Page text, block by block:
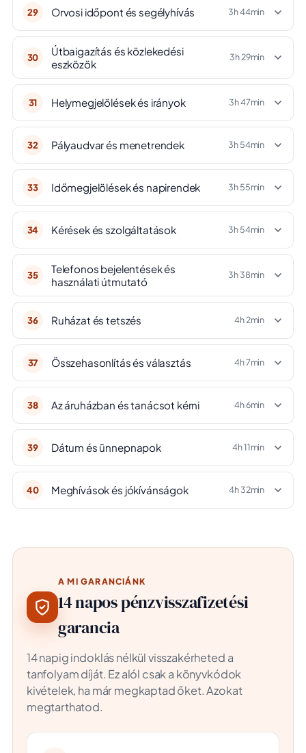
29 Orvosi időpont és segélyhívás 3h 44min
30
Útbaigazítás és közlekedési
eszközök
3h 29min
31 Helymegjelölések és irányok 3h 47min
32 Pályaudvar és menetrendek 3h 54min
33 Időmegjelölések és napirendek 3h 55min
34 Kérések és szolgáltatások 3h 54min
35
Telefonos bejelentések és
használati útmutató
3h 38min
36 Ruházat és tetszés 4h 2min
37 Összehasonlítás és választás 4h 7min
38 Az áruházban és tanácsot kérni 4h 6min
39 Dátum és ünnepnapok 4h 11min
40 Meghívások és jókívánságok 4h 32min
A MI GARANCIÁNK
14 napos pénzvisszafizetési
garancia
14 napig indoklás nélkül visszakérheted a
tanfolyam díját. Ez alól csak a könyvkódok
kivételek, ha már megkaptad őket. Azokat
megtarthatod.